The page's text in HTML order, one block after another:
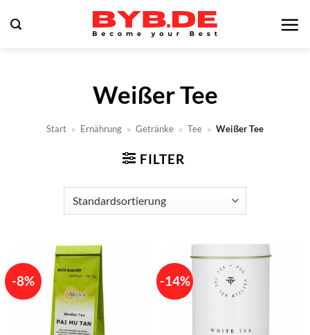
Inhalt
Weißer Tee
Start » Ernährung » Getränke » Tee » Weißer Tee
FILTER
-8% -14%